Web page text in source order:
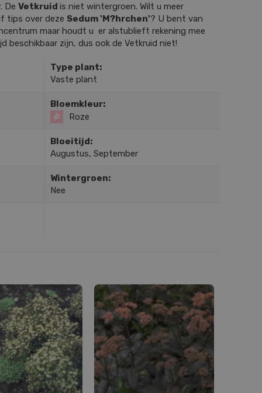
De Vetkruid is niet wintergroen. Wilt u meer
tips over deze Sedum 'M?hrchen'? U bent van
maar houdt u er alstublieft rekening mee
beschikbaar zijn, dus ook de Vetkruid niet!
Type plant:
Vaste plant
Bloemkleur:
Roze
Bloeitijd:
Augustus, September
Wintergroen:
Nee